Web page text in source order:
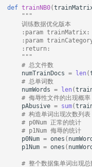
def trainNB0(
"""
    训练数据优化版本
:param trainMatrix:
:param
    :return:
    """
# 总文件数
numTrainDocs = len(
# 总单词数
numWords = len(
# 侮辱性文件的出现概率
pAbusive = sum(
# 构造单词出现次数列表
# p0Num 正常的统计
# p1Num 侮辱的统计
p0Num = ones (
p1Num = ones (
# 整个数据集单词出现